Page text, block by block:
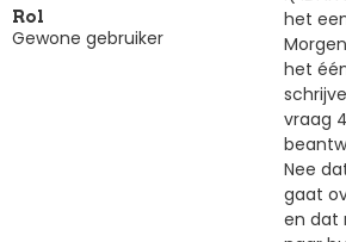
Rol
Gewone gebruiker
het
het
vraag
Nee
gaat
en dat